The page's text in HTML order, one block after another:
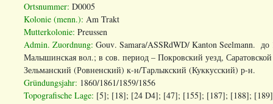
Ortsnummer: D0005
Kolonie (menn.): Am Trakt
Mutterkolonie: Preussen
Admin. Zuordnung: Gouv. Samara/ASSRdWD/ Kanton Seelmann. до
Малышинская вол.; в сов. период – Покровский уезд,
Зельманский (Ровненский) к-н/Тарлыкский (Куккусский) р-н.
Gründungsjahr: 1860/1861/1859/1856
Topografische Lage: [5]; [18]; [24 D4]; [47]; [155]; [187]; [188];